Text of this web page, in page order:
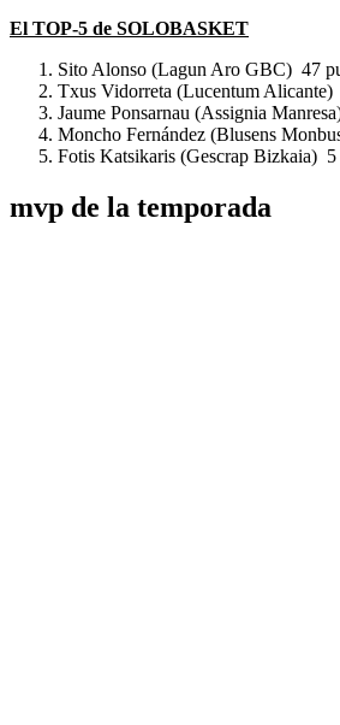
El TOP-5 de SOLOBASKET
Sito Alonso (Lagun Aro GBC) 47
Txus Vidorreta (Lucentum Alicante)
Jaume Ponsarnau (Assignia
Moncho Fernández (Blusens
Fotis Katsikaris (Gescrap Bizkaia) 5
mvp de la temporada